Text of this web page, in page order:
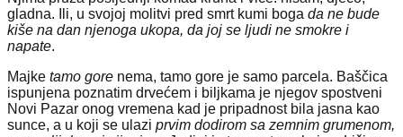
gladna. Ili, u svojoj molitvi pred smrt kumi boga da ne bude
kiše na dan njenoga ukopa, da joj se ljudi ne smokre i
napate.
Majke tamo gore nema, tamo gore je samo parcela. Baščica
ispunjena poznatim drvećem i biljkama je njegov spostveni
Novi Pazar onog vremena kad je pripadnost bila jasna kao
sunce, a u koji se ulazi prvim dodirom sa zemnim grumenom,